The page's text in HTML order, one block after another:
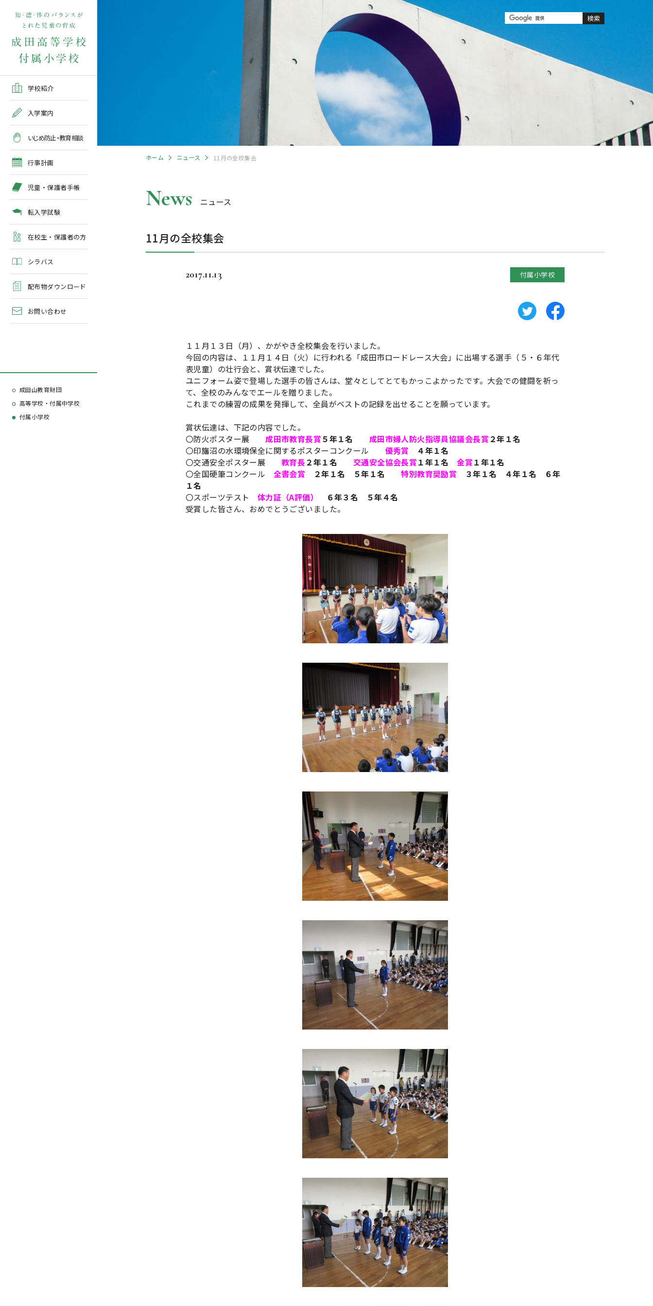
学校紹介
教育課程
年間行事
施設紹介
アクセスマップ
よくある質問
入学案内
募集要項
出願方法
入学検査
入学検査関係行事等の呼
びかけ
学校案内・資料請求
いじめ防止・教育相談
行事計画
５月の行事予定
６月の行事予定
７月・８月の行事予定
児童・保護者手帳
転入学試験
在校生・保護者の方
緊急時・警報発令時の対
処について
臨時休校等の特別措置に
シラバス
配布物ダウンロード
お問い合わせ
成田山教育財団
高等学校・付属中学校
付属小学校
ホーム ニュース 11月の全校集会
News ニュース
11月の全校集会
2017.11.13 付属小学校
１１月１３日（月）、かがやき全校集会を行いました。
今回の内容は、１１月１４日（火）に行われる「成田市ロードレース大会」に出場する選手（５・６年代
表児童）の壮行会と、賞状伝達でした。
ユニフォーム姿で登場した選手の皆さんは、堂々としてとてもかっこよかったです。大会での健闘を祈っ
て、全校のみんなでエールを贈りました。
これまでの練習の成果を発揮して、全員がベストの記録を出せることを願っています。
賞状伝達は、下記の内容でした。
〇防火ポスター展成田市教育長賞５年１名 成田市婦人防火指導員協議会長賞 ２年１名
〇印旛沼の水環境保全に関するポスターコンクール
優秀賞
４年１名
〇交通安全ポスター展教育長 ２年１名 交通安全協会長賞１年１名金賞１年１名
〇全国硬筆コンクール 全書会賞 ２年１名 ５年１名特別教育奨励賞 ３年１名 ４年１名 ６年
１名
〇スポーツテスト 体力証（A評価）
６年３名 ５年４名
受賞した皆さん、おめでとうございました。